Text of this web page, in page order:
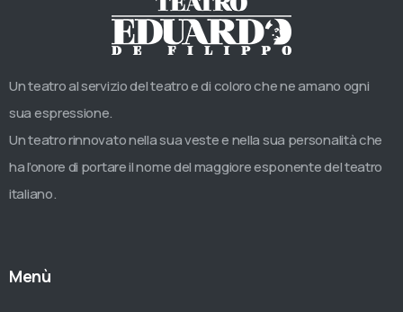
Un teatro al servizio del teatro e di coloro che ne amano ogni
sua espressione.
Un teatro rinnovato nella sua veste e nella sua personalità che
ha l’onore di portare il nome del maggiore esponente del teatro
italiano.
Menù